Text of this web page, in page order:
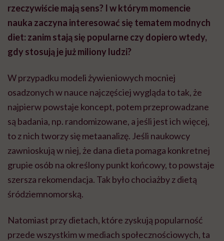
rzeczywiście mają sens? I w którym momencie
nauka zaczyna interesować się tematem modnych
diet: zanim stają się popularne czy dopiero wtedy,
gdy stosują je już miliony ludzi?
W przypadku modeli żywieniowych mocniej
osadzonych w nauce najczęściej wygląda to tak, że
najpierw powstaje koncept, potem przeprowadzane
są badania, np. randomizowane, a jeśli jest ich więcej,
to z nich tworzy się metaanalizę. Jeśli naukowcy
zawnioskują w niej, że dana dieta pomaga konkretnej
grupie osób na określony punkt końcowy, to powstaje
szersza rekomendacja. Tak było chociażby z dietą
śródziemnomorską.
Natomiast przy dietach, które zyskują popularność
przede wszystkim w mediach społecznościowych, ta